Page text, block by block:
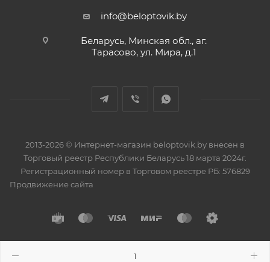
info@beloptovik.by
Беларусь, Минская обл., аг.
Тарасово, ул. Мира, д.1
2013-2026 © Интернет-магазин beloptovik.by внесен в
Торговый реестр Республики Беларусь 18 марта 2024г.
Регистрационный номер в Торговом реестре РБ: 576829
Продвижение сайта
Разработано в